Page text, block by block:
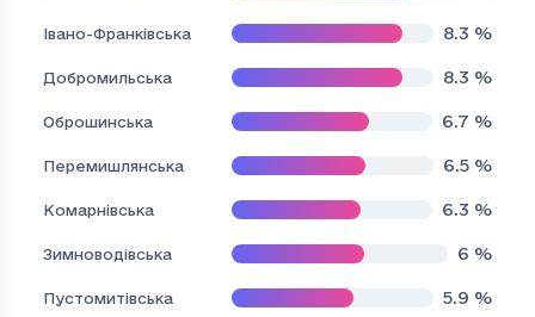
Івано-Франківська 8.3 %
Добромильська 8.3 %
Оброшинська 6.7 %
Перемишлянська 6.5 %
Комарнівська 6.3 %
Зимноводівська 6 %
Пустомитівська 5.9 %